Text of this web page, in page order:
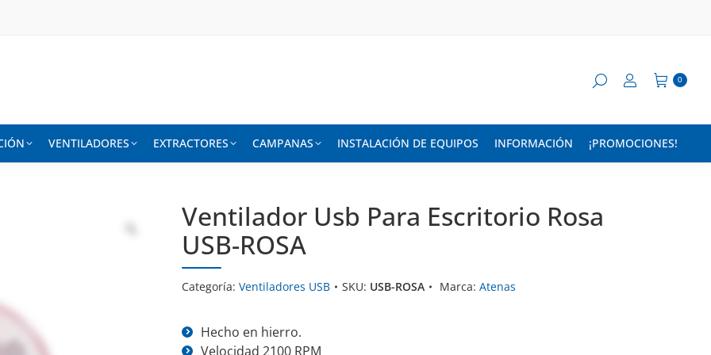
0
VENTILADORES EXTRACTORES CAMPANAS INSTALACIÓN DE EQUIPOS INFORMACIÓN ¡PROMOCIONES!
Ventilador Usb Para Escritorio Rosa
USB-ROSA
Categoría:Ventiladores USB SKU: USB-ROSA Marca:Atenas
Hecho en hierro.
Velocidad 2100 RPM